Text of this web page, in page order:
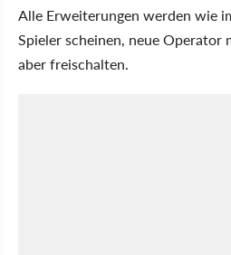
Alle Erweiterungen werden wie
Spieler scheinen, neue Operator
aber freischalten.